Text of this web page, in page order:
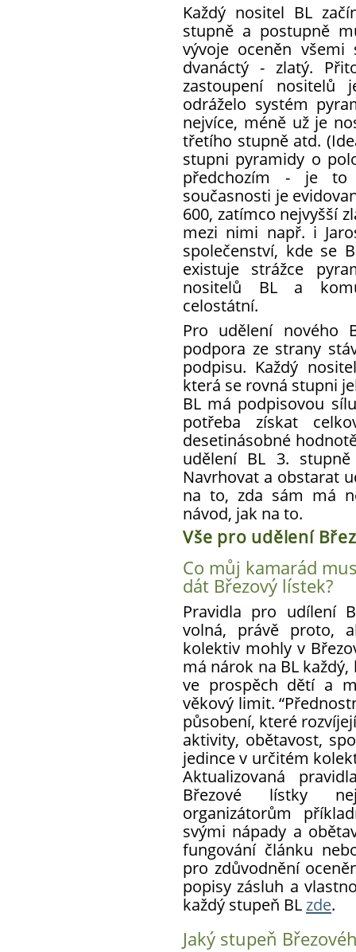
Každý nositel BL
stupně a postupně
vývoje oceněn
dvanáctý - zlatý.
zastoupení nositelů
odráželo systém
nejvíce, méně už je
třetího stupně atd.
stupni pyramidy o
předchozím - je to
současnosti je
600, zatímco nejvyšší
mezi nimi např. i
společenství, kde se
existuje strážce
nositelů BL a
celostátní.
Pro udělení nového
podpora ze strany
podpisu. Každý
která se rovná stupni
BL má podpisovou
potřeba získat
desetinásobné
udělení BL 3.
Navrhovat a obstarat
na to, zda sám má
návod, jak na to.
Vše pro udělení
Co můj kamarád
dát Březový lístek?
Pravidla pro udílení
volná, právě proto,
kolektiv mohly v
má nárok na BL
ve prospěch dětí a
věkový limit.
působení, které
aktivity, obětavost,
jedince v určitém
Aktualizovaná
Březové lístky
organizátorům
svými nápady a
fungování článku
pro zdůvodnění
popisy zásluh a
každý stupeň BLzde.
Jaký stupeň